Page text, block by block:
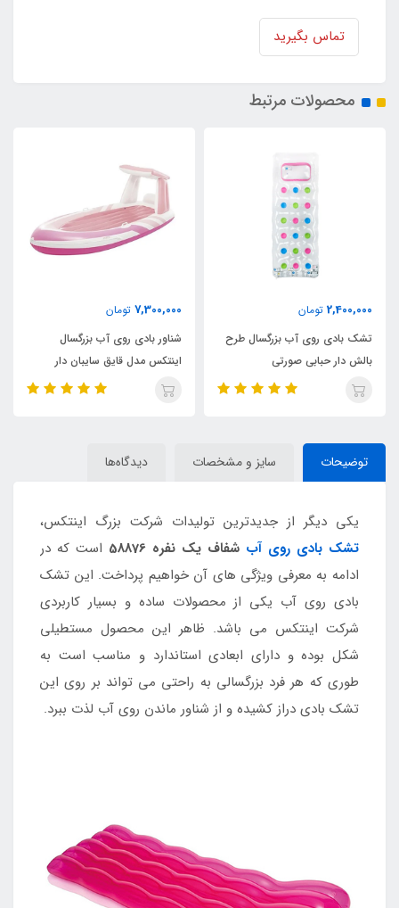
تماس بگیرید
محصولات مرتبط
7,300,000
شناور بادی روی آب بزرگسال
اینتکس مدل قایق سایبان دار
8,900,000
شناور بادی روی آب تکنفره اینتکس
مدل ریور ران پرو
توضیحات سایز و مشخصات دیدگاه‌ها
یکی دیگر از جدیدترین تولیدات شرکت بزرگ اینتکس،
تشک بادی روی آب شفاف یک نفره 58876
است که در
ادامه به معرفی ویژگی های آن خواهیم پرداخت. این تشک
بادی روی آب یکی از محصولات ساده و بسیار کاربردی
شرکت اینتکس می باشد. ظاهر این محصول مستطیلی
شکل بوده و دارای ابعادی استاندارد و مناسب است به
طوری که هر فرد بزرگسالی به راحتی می تواند بر روی این
تشک بادی دراز کشیده و از شناور ماندن روی آب لذت ببرد.